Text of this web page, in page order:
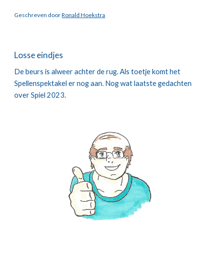
Geschreven doorRonald Hoekstra
Losse eindjes
De beurs is alweer achter de rug. Als toetje komt het
Spellenspektakel er nog aan. Nog wat laatste gedachten
over Spiel 2023.